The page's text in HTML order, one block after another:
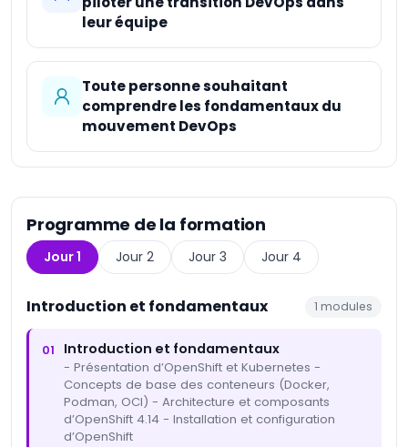
leur équipe
Toute personne souhaitant
comprendre les fondamentaux du
mouvement DevOps
Programme de la formation
Jour 1 Jour 2 Jour 3 Jour 4
Introduction et fondamentaux 1 modules
01 Introduction et fondamentaux
- Présentation d’OpenShift et Kubernetes -
Concepts de base des conteneurs (Docker,
Podman, OCI) - Architecture et composants
d’OpenShift 4.14 - Installation et configuration
d’OpenShift